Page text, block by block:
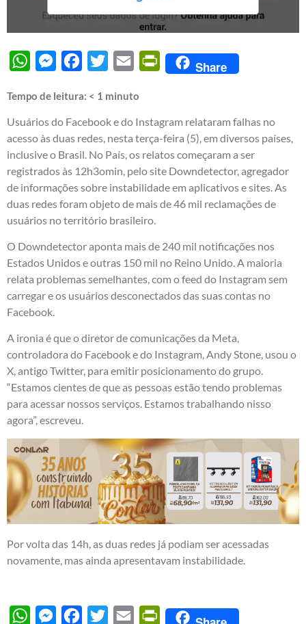
WhatsAppMessengerFacebook
Twitter Email PrintFriendly
Share
Tempo de leitura: < 1 minuto
Usuários do Facebook e do Instagram relataram falhas no
acesso às duas redes, nesta terça-feira (5), em diversos países,
inclusive o Brasil. No País, os relatos começaram a ser
registrados às 12h3omin, pelo site Downdetector, agregador
de informações sobre instabilidade em aplicativos e sites. As
duas redes foram objeto de mais de 46 mil reclamações de
usuários no território brasileiro.
O Downdetector aponta mais de 240 mil notificações nos
Estados Unidos e outras 150 mil no Reino Unido. A maioria
relata problemas semelhantes, com o feed do Instagram sem
carregar e os usuários desconectados das suas contas no
Facebook.
A ironia é que o diretor de comunicações da Meta,
controladora do Facebook e do Instagram, Andy Stone, usou o
X, antigo Twitter, para emitir posicionamento do grupo.
“Estamos cientes de que as pessoas estão tendo problemas
para acessar nossos serviços. Estamos trabalhando nisso
agora”, escreveu.
Por volta das 14h, as duas redes já podiam ser acessadas
novamente, mas ainda apresentavam instabilidade.
WhatsAppMessengerFacebook
Twitter Email PrintFriendly